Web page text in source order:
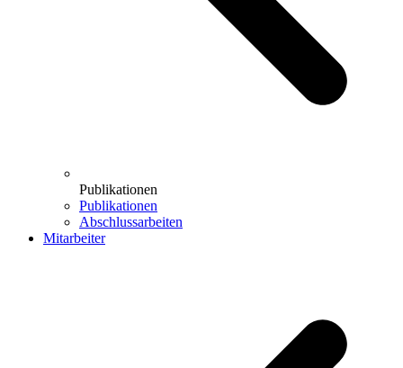
Publikationen
Publikationen
Abschlussarbeiten
Mitarbeiter